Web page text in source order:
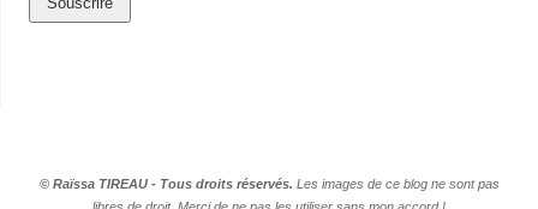
mail
© Raïssa TIREAU - Tous droits réservés. Les images de ce blog ne sont pas